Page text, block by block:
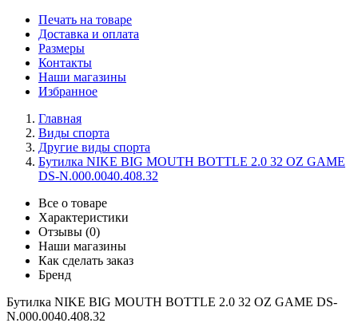
Печать на товаре
Доставка и оплата
Размеры
Контакты
Наши магазины
Избранное
Главная
Виды спорта
Другие виды спорта
Бутилка NIKE BIG MOUTH BOTTLE 2.0 32 OZ GAME
DS-N.000.0040.408.32
Все о товаре
Характеристики
Отзывы (0)
Наши магазины
Как сделать заказ
Бренд
Бутилка NIKE BIG MOUTH BOTTLE 2.0 32 OZ GAME DS-
N.000.0040.408.32